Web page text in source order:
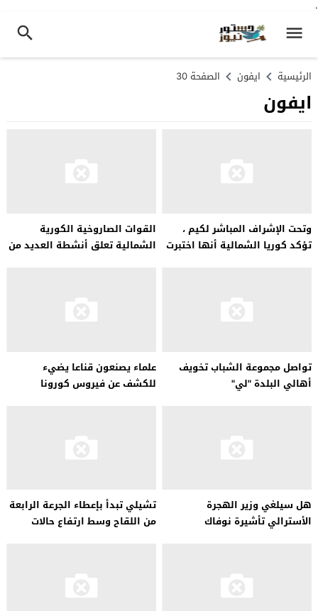
.
الرئيسية ايفون الصفحة 30
ايفون
وتحت الإشراف المباشر لكيم ،
تؤكد كوريا الشمالية أنها اختبرت
القوات الصاروخية الكورية
الشمالية تعلق أنشطة العديد من
تواصل مجموعة الشباب تخويف
أهالي البلدة "لي"
علماء يصنعون قناعا يضيء
للكشف عن فيروس كورونا
هل سيلغي وزير الهجرة
الأسترالي تأشيرة نوفاك
تشيلي تبدأ بإعطاء الجرعة الرابعة
من اللقاح وسط ارتفاع حالات